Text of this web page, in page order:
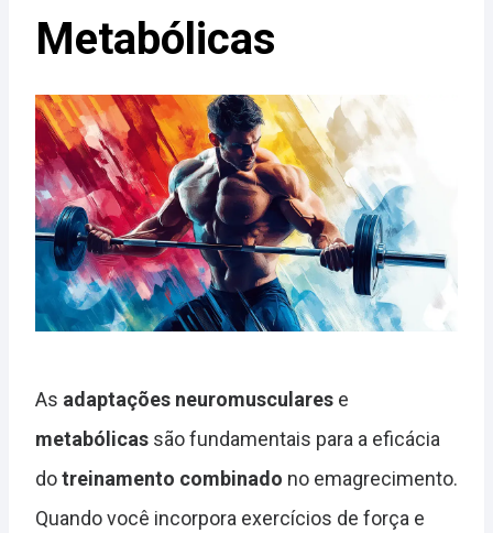
Metabólicas
As adaptações neuromusculares e
metabólicas são fundamentais para a eficácia
dotreinamento combinado no emagrecimento.
Quando você incorpora exercícios de força e